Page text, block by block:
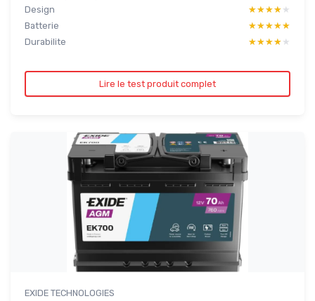
Design
★★★★★
★★★★★
Batterie
★★★★★
★★★★★
Durabilite
★★★★★
★★★★★
Lire le test produit complet
EXIDE TECHNOLOGIES